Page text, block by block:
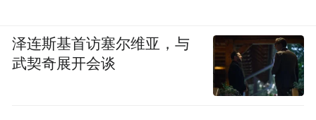
泽连斯基首访塞尔维亚，与
武契奇展开会谈